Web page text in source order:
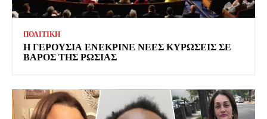
ΠΟΛΙΤΙΚΗ
Η ΓΕΡΟΥΣΙΑ ΕΝΕΚΡΙΝΕ ΝΕΕΣ ΚΥΡΩΣΕΙΣ ΣΕ
ΒΑΡΟΣ ΤΗΣ ΡΩΣΙΑΣ